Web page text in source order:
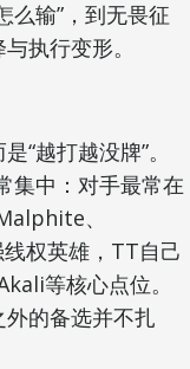
么输”，到无畏征
执行变形。
“越打越没牌”。
集中：对手最常在
、
权英雄，TT自己
等核心点位。
外的备选并不扎